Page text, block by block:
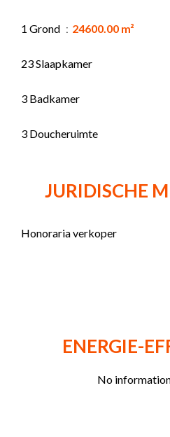
1 Grond 24600.00 m²
23 Slaapkamer
3 Badkamer
3 Doucheruimte
JURIDISCHE
Honoraria verkoper
ENERGIE-
No